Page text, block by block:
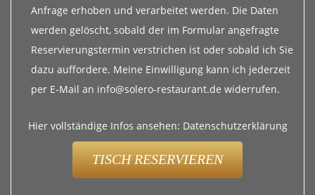
Anfrage erhoben und verarbeitet werden. Die Daten
werden gelöscht, sobald der im Formular angefragte
Reservierungstermin verstrichen ist oder sobald ich Sie
dazu auffordere. Meine Einwilligung kann ich jederzeit
per E-Mail an info@solero-restaurant.de widerrufen.
Datenschutzerklärung
TISCH RESERVIEREN